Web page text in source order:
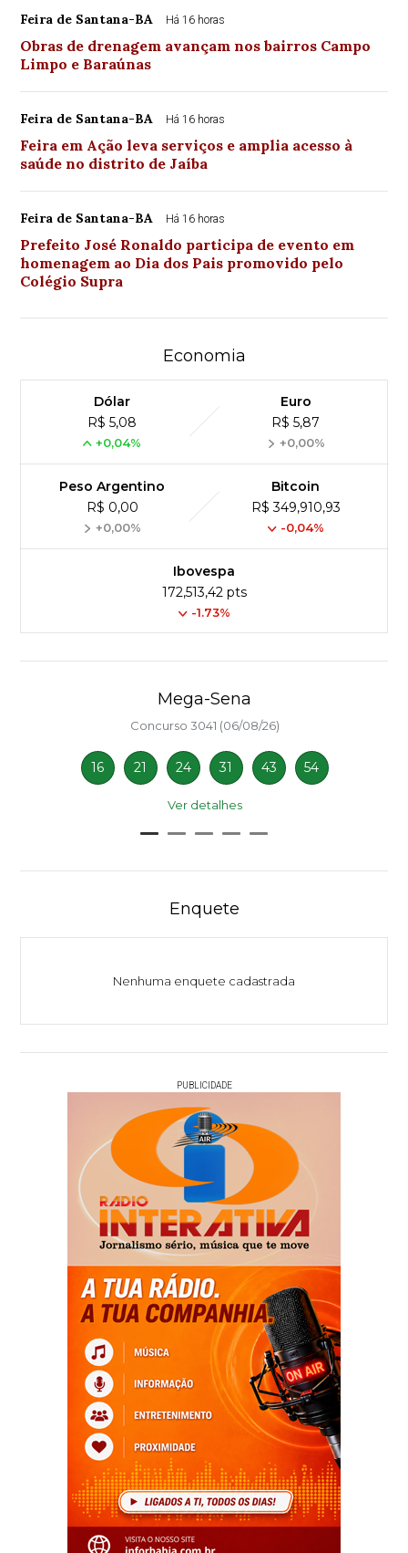
Feira de Santana-BA Há 16 horas
Obras de drenagem avançam nos bairros Campo
Limpo e Baraúnas
Feira de Santana-BA Há 16 horas
Feira em Ação leva serviços e amplia acesso à
saúde no distrito de Jaíba
Feira de Santana-BA Há 16 horas
Prefeito José Ronaldo participa de evento em
homenagem ao Dia dos Pais promovido pelo
Colégio Supra
Economia
Dólar
R$ 5,08
+0,04%
Euro
R$ 5,87
+0,00%
Peso Argentino
R$ 0,00
+0,00%
Bitcoin
R$ 349,910,93
-0,04%
Ibovespa
172,513,42 pts
-1.73%
Mega-Sena
Concurso 3041 (06/08/26)
16 21 24 31 43 54
Ver detalhes
Enquete
Nenhuma enquete cadastrada
PUBLICIDADE